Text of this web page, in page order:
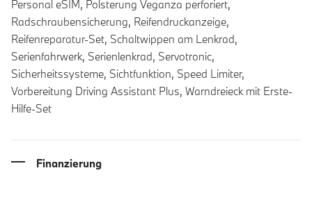
Personal eSIM, Polsterung Veganza perforiert,
Radschraubensicherung, Reifendruckanzeige,
Reifenreparatur-Set, Schaltwippen am Lenkrad,
Serienfahrwerk, Serienlenkrad, Servotronic,
Sicherheitssysteme, Sichtfunktion, Speed Limiter,
Vorbereitung Driving Assistant Plus, Warndreieck mit Erste-
Hilfe-Set
Finanzierung